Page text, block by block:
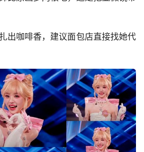
出咖啡香，建议面包店直接找她代